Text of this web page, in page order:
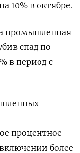
10% в октябре.
промышленная
спад по
в период с
процентное
более